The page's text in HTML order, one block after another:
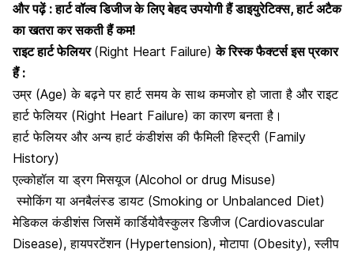
और पढ़ें :हार्ट वॉल्व डिजीज के लिए बेहद उपयोगी हैं डाइयुरेटिक्स, हार्ट अटैक
का खतरा कर सकती हैं कम!
राइट हार्ट फेलियर (Right Heart Failure)के रिस्क फैक्टर्स इस प्रकार
हैं :
उम्र (Age) के बढ़ने पर हार्ट समय के साथ कमजोर हो जाता है और राइट
हार्ट फेलियर (Right Heart Failure) का कारण बनता है।
हार्ट फेलियर और अन्य हार्ट कंडीशंस की फैमिली हिस्ट्री (Family
History)
एल्कोहॉल या ड्रग मिसयूज (Alcohol or drug Misuse)
स्मोकिंग या अनबैलंस्ड डायट (Smoking or Unbalanced Diet)
मेडिकल कंडीशंस जिसमें कार्डियोवैस्कुलर डिजीज (Cardiovascular
Disease), हायपरटेंशन (Hypertension), मोटापा (Obesity),स्लीप